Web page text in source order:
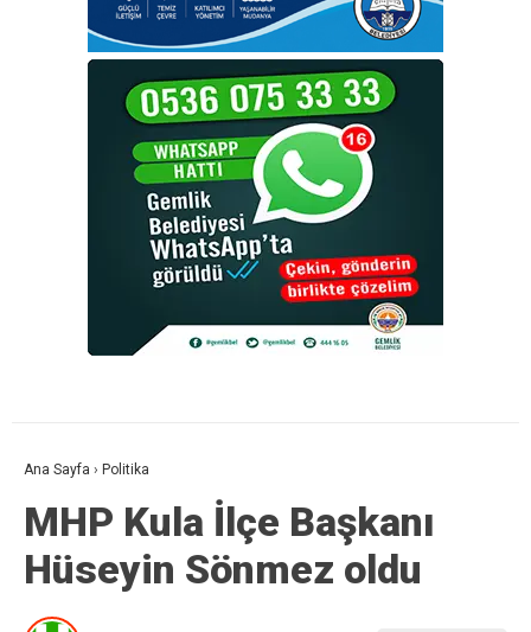
Ana Sayfa › Politika
MHP Kula İlçe Başkanı
Hüseyin Sönmez oldu